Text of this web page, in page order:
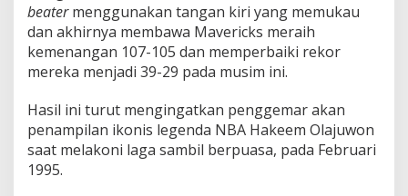
beatermenggunakan tangan kiri yang memukau
dan akhirnya membawa Mavericks meraih
kemenangan 107-105 dan memperbaiki rekor
mereka menjadi 39-29 pada musim ini.
Hasil ini turut mengingatkan penggemar akan
penampilan ikonis legenda NBA Hakeem Olajuwon
saat melakoni laga sambil berpuasa, pada Februari
1995.